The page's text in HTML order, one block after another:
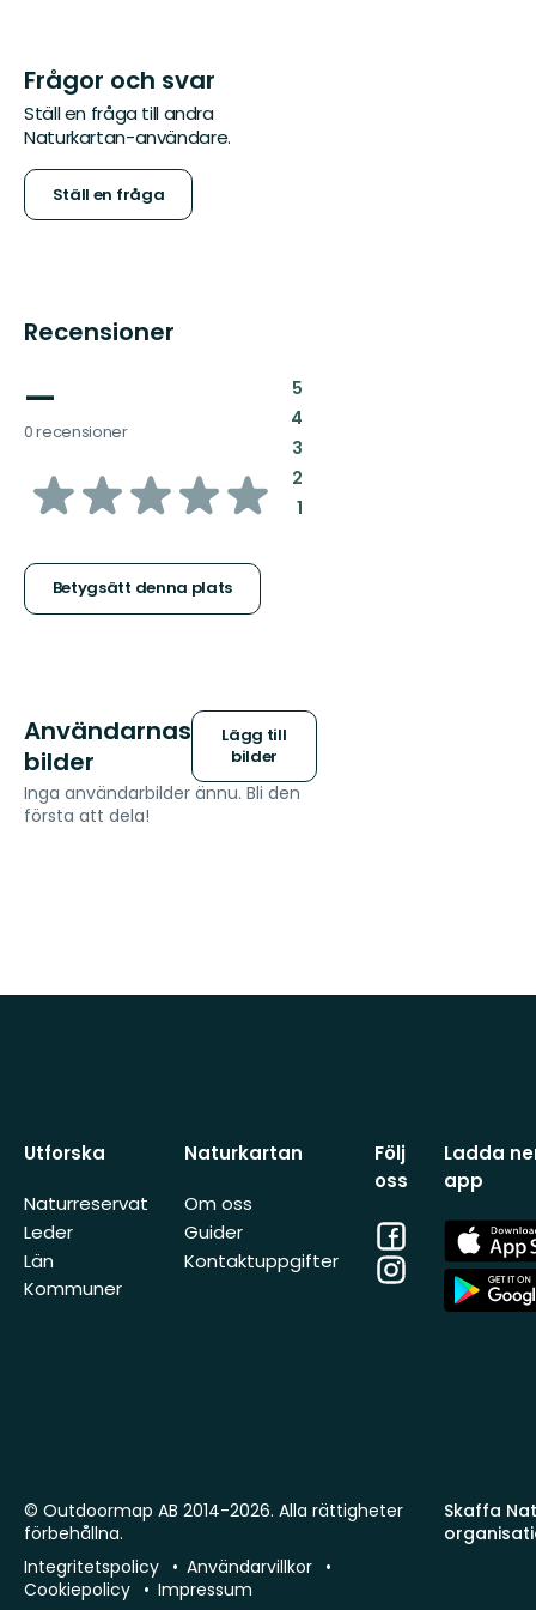
Frågor och svar
Ställ en fråga till andra
Naturkartan-användare.
Ställ en fråga
Recensioner
—
0 recensioner
av
stjärnor
Betygsätt denna plats
5:
4:
3:
2:
1:
Användarnas
bilder
Lägg till
bilder
Inga användarbilder ännu. Bli den
första att dela!
Utforska
Naturreservat
Leder
Län
Kommuner
Naturkartan
Om oss
Guider
Kontaktuppgifter
Följ
oss
Facebook
Instagram
Ladda
app
App
Store
App
Store
Skaffa
© Outdoormap AB 2014-2026. Alla rättigheter
förbehållna.
Integritetspolicy
Användarvillkor
Cookiepolicy
Impressum